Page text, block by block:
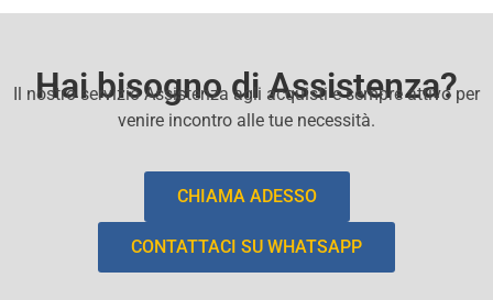
Hai bisogno di Assistenza?
Il nostro servizio Assistenza agli acquisti e sempre attivo per
venire incontro alle tue necessità.
CHIAMA ADESSO
CONTATTACI SU WHATSAPP